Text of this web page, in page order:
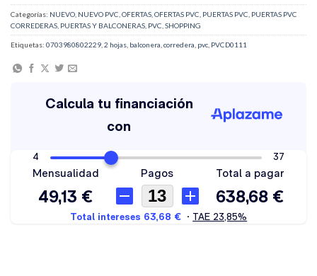
Categorías: NUEVO NUEVO PVC OFERTAS OFERTAS PVC PUERTAS PVC PUERTAS PVC
CORREDERAS PUERTAS Y BALCONERAS PVC SHOPPING
Etiquetas: 0703980802229 2 hojas balconera corredera pvc PVCD0111